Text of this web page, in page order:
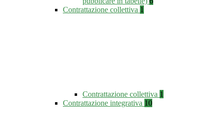
Contrattazione collettiva 1
Contrattazione collettiva 1
Contrattazione integrativa 10